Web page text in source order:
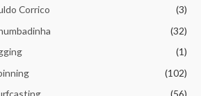
Corrico
(3)
(32)
(1)
(102)
(56)